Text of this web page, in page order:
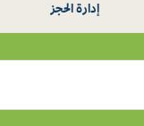
إدارة الحجز